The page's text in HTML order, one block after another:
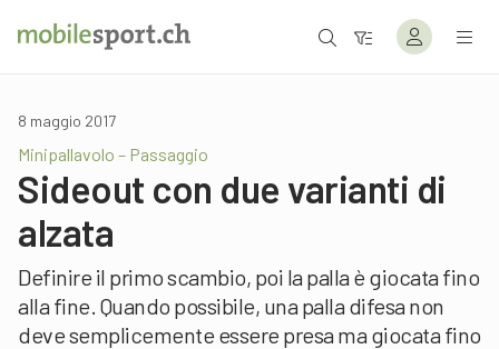
8 maggio 2017
Minipallavolo – Passaggio
Sideout con due varianti di
alzata
Definire il primo scambio, poi la palla è giocata fino
alla fine. Quando possibile, una palla difesa non
deve semplicemente essere presa ma giocata fino